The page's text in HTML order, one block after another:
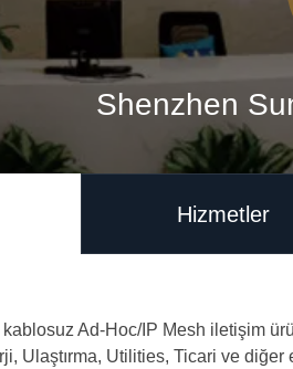
Shenzhen
Hizmetler
Ad-Hoc/IP Mesh iletişim
Ulaştırma, Utilities, Ticari ve